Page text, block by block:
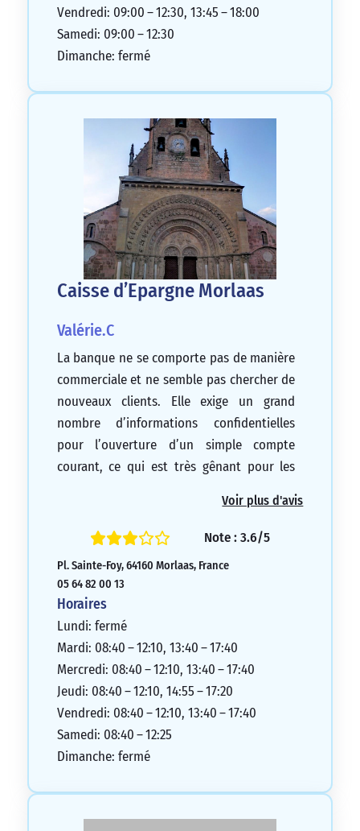
Vendredi: 09:00 – 12:30, 13:45 – 18:00
Samedi: 09:00 – 12:30
Dimanche: fermé
Caisse d’Epargne Morlaas
Valérie.C
La banque ne se comporte pas de manière
commerciale et ne semble pas chercher de
nouveaux clients. Elle exige un grand
nombre d’informations confidentielles
pour l’ouverture d’un simple compte
courant, ce qui est très gênant pour les
1/5
Voir plus d'avis
Note : 3.6/5
Pl. Sainte-Foy, 64160 Morlaas, France
05 64 82 00 13
Horaires
Lundi: fermé
Mardi: 08:40 – 12:10, 13:40 – 17:40
Mercredi: 08:40 – 12:10, 13:40 – 17:40
Jeudi: 08:40 – 12:10, 14:55 – 17:20
Vendredi: 08:40 – 12:10, 13:40 – 17:40
Samedi: 08:40 – 12:25
Dimanche: fermé